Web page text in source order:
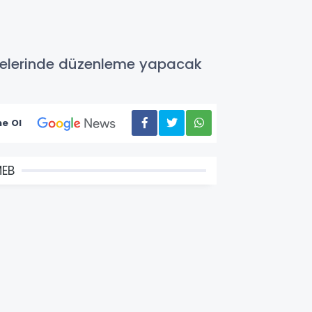
düzenleme yapacak
Ol